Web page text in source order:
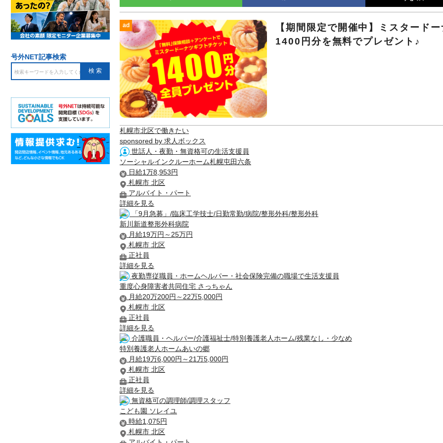
ad
【期間限定で開催中】ミスタード
1400円分を無料でプレゼント♪
札幌市北区で働きたい
sponsored by 求人ボックス
世話人・夜勤・無資格可の生活支援員
ソーシャルインクルーホーム札幌屯田六条
日給1万8,953円
札幌市 北区
アルバイト・パート
詳細を見る
「9月急募」/臨床工学技士/日勤常勤/病院/整形外科/整形外科
新川新道整形外科病院
月給19万円～25万円
札幌市 北区
正社員
詳細を見る
夜勤専従職員・ホームヘルパー・社会保険完備の職場で生活支援員
重度心身障害者共同住宅 さっちゃん
月給20万200円～22万5,000円
札幌市 北区
正社員
詳細を見る
介護職員・ヘルパー/介護福祉士/特別養護老人ホーム/残業なし・少なめ
特別養護老人ホームあいの郷
月給19万6,000円～21万5,000円
札幌市 北区
正社員
詳細を見る
無資格可の調理師/調理スタッフ
こども園 ソレイユ
時給1,075円
札幌市 北区
号外NET記事検索